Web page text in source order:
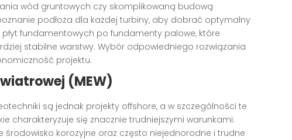
wód gruntowych czy skomplikowaną budową
podłoża dla każdej turbiny, aby dobrać optymalny
fundamentowych po fundamenty palowe, które
stabilne warstwy. Wybór odpowiedniego rozwiązania
projektu.
(MEW)
są jednak projekty offshore, a w szczególności te
charakteryzuje się znacznie trudniejszymi warunkami:
środowisko korozyjne oraz często niejednorodne i trudne